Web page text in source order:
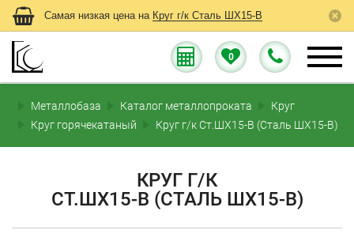
Самая низкая цена на Круг г/к Сталь ШХ15-В
0
Металлобаза Каталог металлопроката
Круг
Круг горячекатаный
Круг г/к Ст.ШХ15-В (Сталь ШХ15-В)
КРУГ Г/К
СТ.ШХ15-В (СТАЛЬ ШХ15-В)